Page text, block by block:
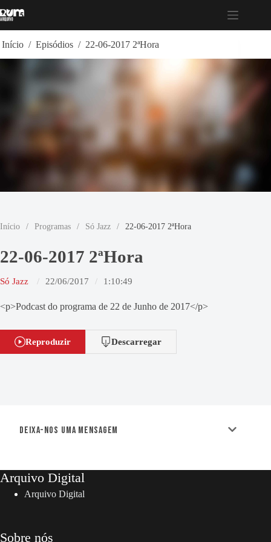
para
Início / Episódios / 22-06-2017 2ªHora
Início / Programas / Só Jazz / 22-06-2017 2ªHora
22-06-2017 2ªHora
Só Jazz 22/06/2017 1:10:49
<p>Podcast do programa de 22 de Junho de 2017</p>
Reproduzir Descarregar
Deixa-nos uma mensagem
Arquivo Digital
Arquivo Digital
Sobre nós